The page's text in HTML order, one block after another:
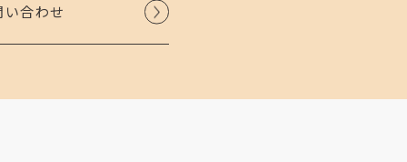
い合わせ